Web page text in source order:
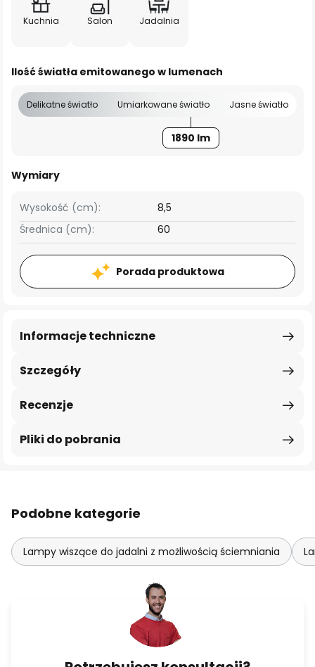
Kuchnia Salon Jadalnia
Ilość światła emitowanego w lumenach
Delikatne światło Umiarkowane światło Jasne światło
1890 lm
Wymiary
Wysokość (cm):
8,5
Średnica (cm):
60
Porada produktowa
Szczegóły
Informacje techniczne
Recenzje
Pliki do pobrania
Podobne kategorie
Lampy wiszące do jadalni z możliwością ściemniania